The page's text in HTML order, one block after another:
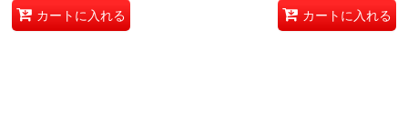
カートに入れる カートに入れる